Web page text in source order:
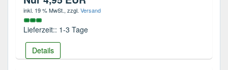
inkl. 19 % MwSt., zzgl. Versand
Lieferzeit:: 1-3 Tage
Details